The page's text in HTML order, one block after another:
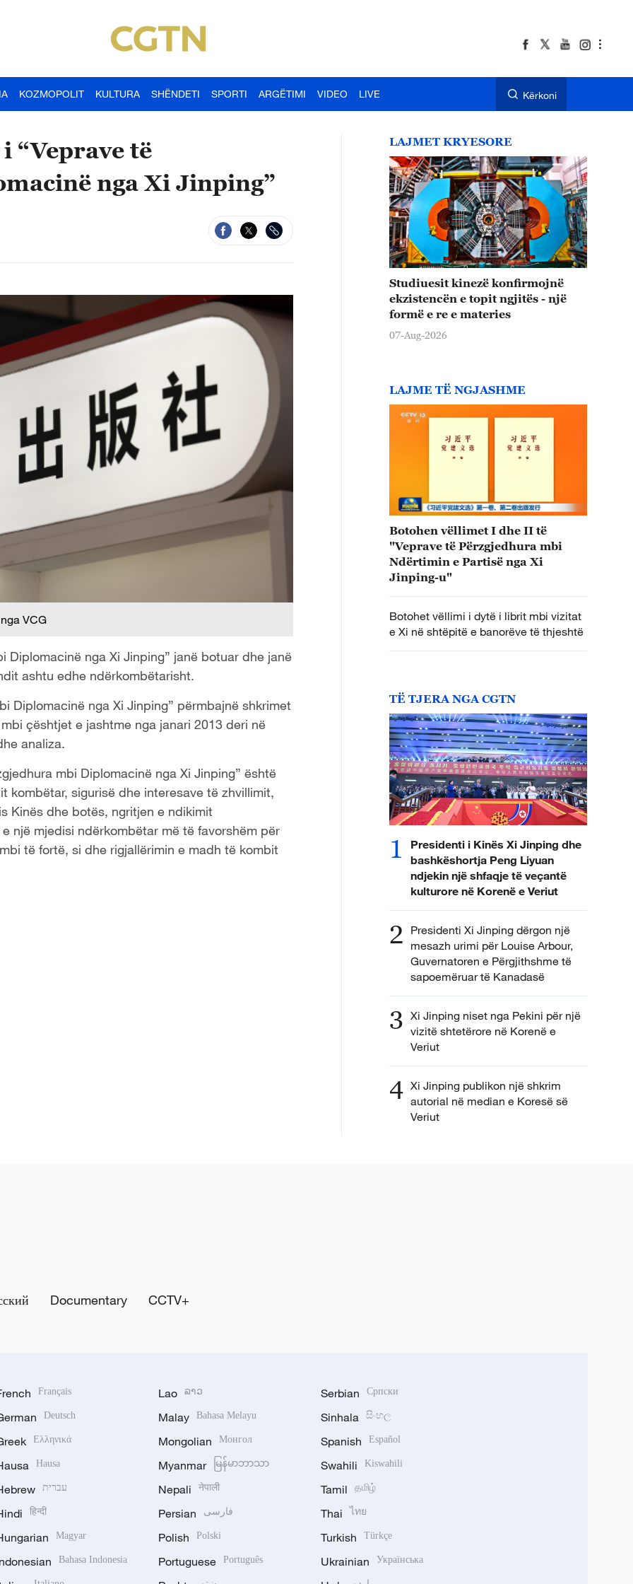
KOZMOPOLIT KULTURA SHËNDETI SPORTI ARGËTIMI VIDEO LIVE Kërkoni
“Veprave të
nga Xi Jinping”
VCG
Diplomacinë nga Xi Jinping” janë botuar dhe janë
ashtu edhe ndërkombëtarisht.
Diplomacinë nga Xi Jinping” përmbajnë shkrimet
çështjet e jashtme nga janari 2013 deri në
analiza.
mbi Diplomacinë nga Xi Jinping” është
kombëtar, sigurisë dhe interesave të zhvillimit,
Kinës dhe botës, ngritjen e ndikimit
një mjedisi ndërkombëtar më të favorshëm për
të fortë, si dhe rigjallërimin e madh të kombit
LAJMET KRYESORE
Studiuesit kinezë konfirmojnë
ekzistencën e topit ngjitës - një
formë e re e materies
07-Aug-2026
LAJME TË NGJASHME
Botohen vëllimet I dhe II të
"Veprave të Përzgjedhura mbi
Ndërtimin e Partisë nga Xi
Jinping-u"
Botohet vëllimi i dytë i librit mbi vizitat
e Xi në shtëpitë e banorëve të thjeshtë
TË TJERA NGA CGTN
1
Presidenti i Kinës Xi Jinping dhe
bashkëshortja Peng Liyuan
ndjekin një shfaqje të veçantë
kulturore në Korenë e Veriut
2 Presidenti Xi Jinping dërgon një
mesazh urimi për Louise Arbour,
Guvernatoren e Përgjithshme të
sapoemëruar të Kanadasë
3 Xi Jinping niset nga Pekini për një
vizitë shtetërore në Korenë e
Veriut
4 Xi Jinping publikon një shkrim
autorial në median e Koresë së
Veriut
Documentary CCTV+
Français
Deutsch
Ελληνικά
Hausa
עברית
हिन्दी
Magyar
Bahasa Indonesia
Lao ລາວ
Malay Bahasa Melayu
Mongolian Монгол
Myanmar မြန်မာဘာသာ
Nepali नेपाली
Persian فارسی
Polish Polski
Portuguese Português
Serbian Српски
Sinhala සිංහල
Spanish Español
Swahili Kiswahili
Tamil தமிழ்
Thai ไทย
Turkish Türkçe
Ukrainian Українська